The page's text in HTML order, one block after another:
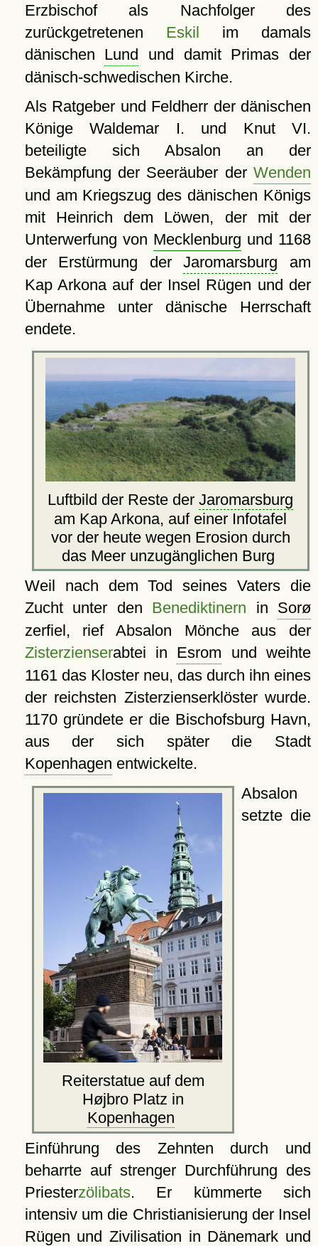
Erzbischof als Nachfolger des
zurückgetretenen Eskil im damals
dänischen Lund und damit Primas der
dänisch-schwedischen Kirche.
Als Ratgeber und Feldherr der dänischen
Könige Waldemar I. und Knut VI.
beteiligte sich Absalon an der
Bekämpfung der Seeräuber der Wenden
und am Kriegszug des dänischen Königs
mit Heinrich dem Löwen, der mit der
Unterwerfung von Mecklenburg und 1168
der Erstürmung derJaromarsburg am
Kap Arkona auf der Insel Rügen und der
Übernahme unter dänische Herrschaft
endete.
Luftbild der Reste derJaromarsburg
am Kap Arkona, auf einer Infotafel
vor der heute wegen Erosion durch
das Meer unzugänglichen Burg
Weil nach dem Tod seines Vaters die
Zucht unter den Benediktinern in Sorø
zerfiel, rief Absalon Mönche aus der
Zisterzienserabtei in Esrom und weihte
1161 das Kloster neu, das durch ihn eines
der reichsten Zisterzienserklöster wurde.
1170 gründete er die Bischofsburg Havn,
aus der sich später die Stadt
Kopenhagen entwickelte.
Reiterstatue auf dem
Højbro Platz in
Kopenhagen
Absalon
setzte die
Einführung des Zehnten durch und
beharrte auf strenger Durchführung des
Priesterzölibats. Er kümmerte sich
intensiv um die Christianisierung der Insel
Rügen und Zivilisation in Dänemark und